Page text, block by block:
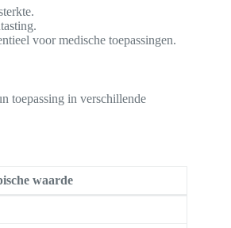
voor medische toepassingen.
toepassing in verschillende
waarde